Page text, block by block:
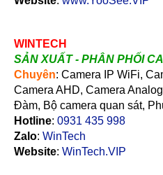
WINTECH
SẢN XUẤT - PHÂN PHỐI
Chuyên: Camera IP WiFi,
Camera AHD, Camera
Đàm, Bộ camera quan sát,
Hotline: 0931 435 998
Zalo: WinTech
Website: WinTech.VIP